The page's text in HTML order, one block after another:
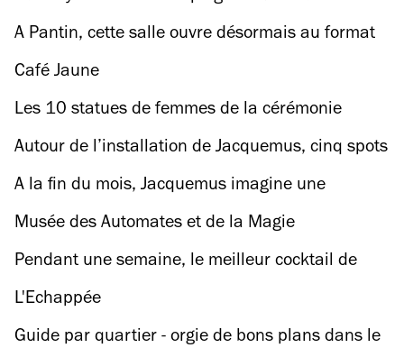
speakeasy à l’italienne
A Pantin, cette salle ouvre désormais au format
club tous les week-ends
Café Jaune
Les 10 statues de femmes de la cérémonie
d’ouverture vont être exposées à l’Assemblée
nationale
Autour de l’installation de Jacquemus, cinq spots
à visiter pendant une virée aux Puces
A la fin du mois, Jacquemus imagine une
installation pour la Fête des puces de Saint-
Ouen
Musée des Automates et de la Magie
Pendant une semaine, le meilleur cocktail de
l’univers (en toute objectivité) est fêté à Paris !
L'Echappée
Guide par quartier - orgie de bons plans dans le